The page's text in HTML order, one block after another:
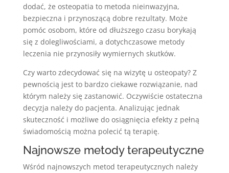
dodać, że osteopatia to metoda nieinwazyjna,
bezpieczna i przynoszącą dobre rezultaty. Może
pomóc osobom, które od dłuższego czasu borykają
się z dolegliwościami, a dotychczasowe metody
leczenia nie przynosiły wymiernych skutków.
Czy warto zdecydować się na wizytę u osteopaty? Z
pewnością jest to bardzo ciekawe rozwiązanie, nad
którym należy się zastanowić. Oczywiście ostateczna
decyzja należy do pacjenta. Analizując jednak
skuteczność i możliwe do osiągnięcia efekty z pełną
świadomością można polecić tą terapię.
Najnowsze metody terapeutyczne
Wśród najnowszych metod terapeutycznych należy